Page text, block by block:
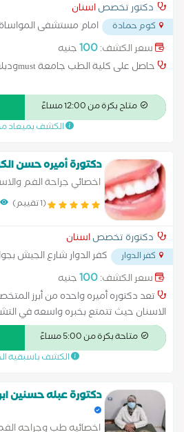
دكتور تخصصاسنان
كوم حمادة امام مستشفى المواساة
سعر الكشف:100جنيه
حاصل على كلية الطب جامعة mustودبلومة حشو العصب
متاح بكرة من 12:00 مساءً
الكشف بميعاد
دكتورة أميره حسن
اخصائي جراحة الفم
(1 تقييم)
دكتورة تخصصاسنان
كفر الدوار
كفر الدوار شارع الجيش
الجيش...
سعر الكشف:100جنيه
تعد دكتوره أميره واحده من أبرز
الاسنان حيث تتمتع بخبره واسعه في
الأسنان لدي
الخليج ،كما أنها زميله جامعه أوكسفورد
تقديم أحدث تقنيات العالميه في العلاج
علاجيه متطوره تعمل على تقليل الالم
الحصول على أفضل النتائج الممكنة
على وجه المريض وكل من يحبه
متاحة بكرة من 5:00 مساءً
الكشف باسبقية
دكتورة عبله حسنين